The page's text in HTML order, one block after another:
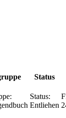
Status
Status:
Entliehen